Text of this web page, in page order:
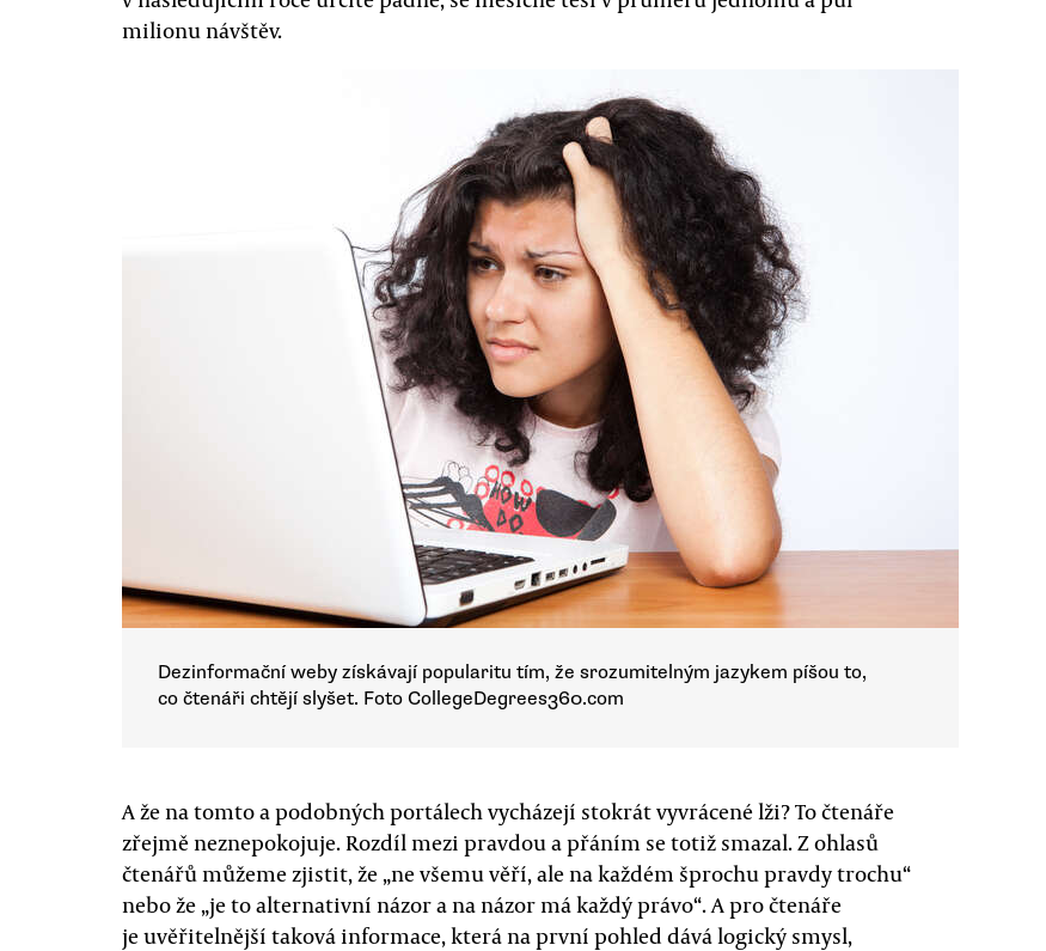
milionu návštěv.
Dezinformační weby získávají popularitu tím, že srozumitelným jazykem píšou to,
co čtenáři chtějí slyšet. Foto CollegeDegrees360.com
A že na tomto a podobných portálech vycházejí stokrát vyvrácené lži? To čtenáře
zřejmě neznepokojuje. Rozdíl mezi pravdou a přáním se totiž smazal. Z ohlasů
čtenářů můžeme zjistit, že „ne všemu věří, ale na každém šprochu pravdy trochu“
nebo že „je to alternativní názor a na názor má každý právo“. A pro čtenáře
je uvěřitelnější taková informace, která na první pohled dává logický smysl,